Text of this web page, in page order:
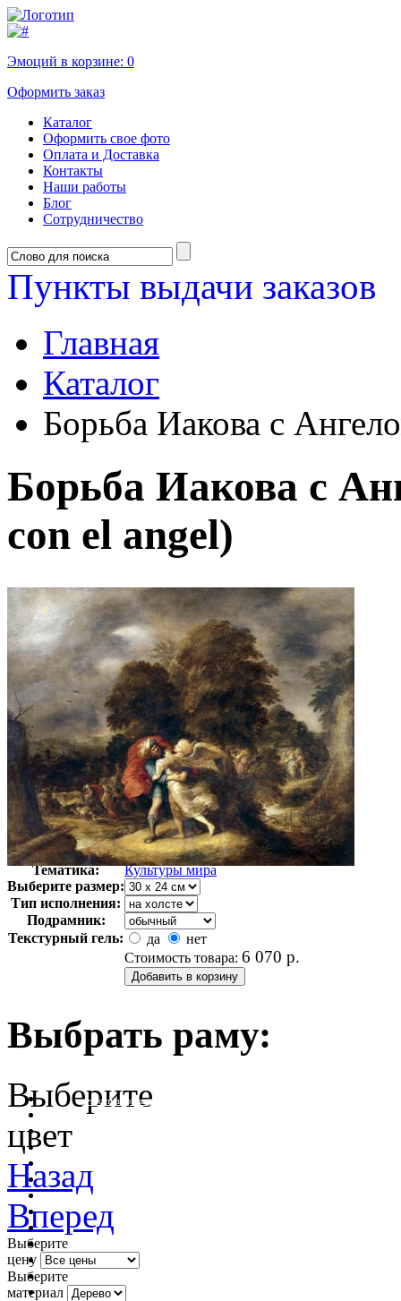
Эмоций в корзине: 0
Оформить заказ
Каталог
Оформить свое фото
Оплата и Доставка
Контакты
Наши работы
Блог
Сотрудничество
Пункты выдачи заказов
Главная
Каталог
Борьба Иакова с
Борьба Иакова с
con el angel)
Автор:
Франкен Франс
Арт-стиль
Голландская живопись
Тематика:
Культуры мира
Выберите размер:
Тип исполнения:
Подрамник:
Текстурный гель:
да
нет
Стоимость товара: 6 070 р.
Выбрать раму:
очистить фильтр цвета
Выберите
цвет
Назад
Вперед
Выберите
цену
Выберите
материал